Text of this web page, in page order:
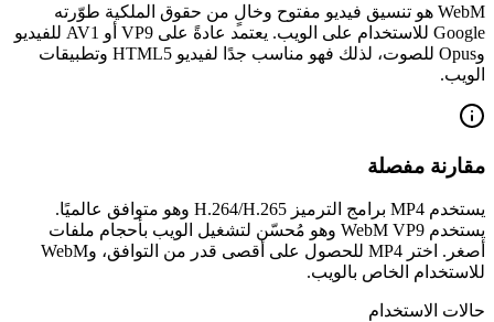
WebM هو تنسيق فيديو مفتوح وخالٍ من حقوق الملكية طوّرته
Google للاستخدام على الويب. يعتمد عادةً على VP9 أو AV1 للفيديو
وOpus للصوت، لذلك فهو مناسب جدًا لفيديو HTML5 وتطبيقات
الويب.
مقارنة مفصلة
يستخدم MP4 برامج الترميز H.264/H.265 وهو متوافق عالميًا.
يستخدم WebM VP9 وهو مُحسّن لتشغيل الويب بأحجام ملفات
أصغر. اختر MP4 للحصول على أقصى قدر من التوافق، وWebM
للاستخدام الخاص بالويب.
حالات الاستخدام